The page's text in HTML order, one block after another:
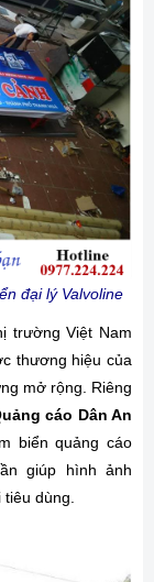
đại lý Valvoline
trường Việt Nam
thương hiệu của
mở rộng. Riêng
cáo Dân An
biển quảng cáo
giúp hình ảnh
dùng.